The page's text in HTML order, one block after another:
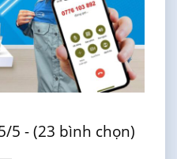
5 - (23 bình chọn)